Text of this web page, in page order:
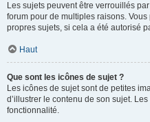
Les sujets peuvent être verrouillés
forum pour de multiples raisons.
propres sujets, si cela a été autorisé
Haut
Que sont les icônes de sujet ?
Les icônes de sujet sont de petites
d’illustrer le contenu de son sujet.
fonctionnalité.